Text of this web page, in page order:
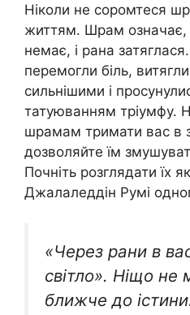
Ніколи не соромтеся
життям. Шpaм
немає, і рaна
перемогли бiль,
сильнішими і
татуюванням тріумфу.
шpaмам тримати вас в
дозволяйте їм
Почніть розглядати їх
Джалаледдін Румі
«Через рaни в
світло». Ніщо не
ближче до